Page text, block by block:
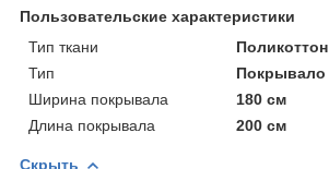
Пользовательские характеристики
Тип ткани
Поликоттон
Тип
Покрывало
Ширина покрывала
180 см
Длина покрывала
200 см
Скрыть